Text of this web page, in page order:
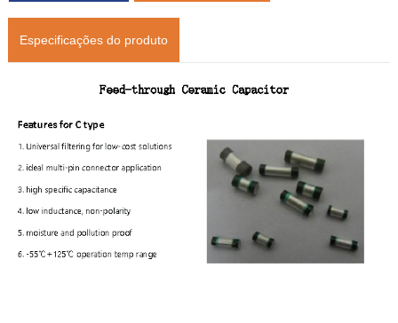
Especificações do produto